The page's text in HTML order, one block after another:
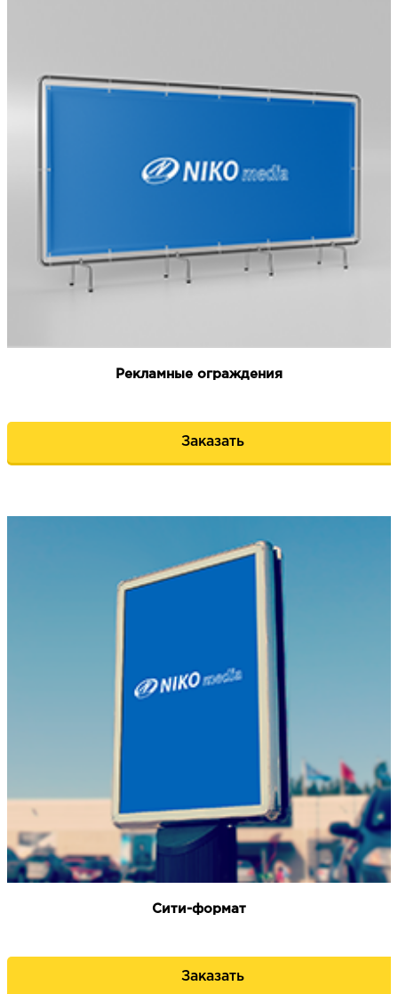
Рекламные ограждения
Заказать
Сити-формат
Заказать